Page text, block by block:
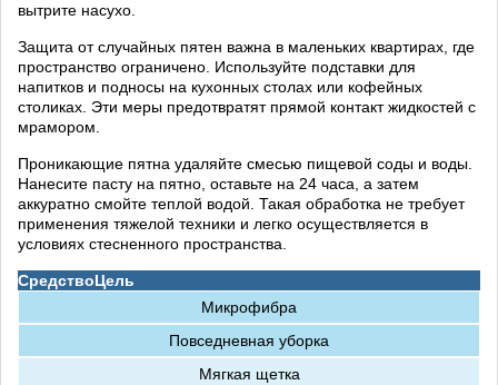
вытрите насухо.
Защита от случайных пятен важна в маленьких квартирах, где
пространство ограничено. Используйте подставки для
напитков и подносы на кухонных столах или кофейных
столиках. Эти меры предотвратят прямой контакт жидкостей с
мрамором.
Проникающие пятна удаляйте смесью пищевой соды и воды.
Нанесите пасту на пятно, оставьте на 24 часа, а затем
аккуратно смойте теплой водой. Такая обработка не требует
применения тяжелой техники и легко осуществляется в
условиях стесненного пространства.
СредствоЦель
Микрофибра
Повседневная уборка
Мягкая щетка